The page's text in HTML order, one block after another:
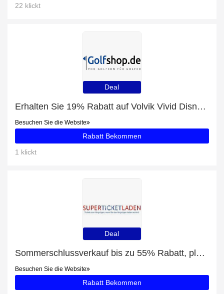
22 klickt
Deal
Erhalten Sie 19% Rabatt auf Volvik Vivid Disney Collection 5 Charakter Box und mehr
Besuchen Sie die Website
Rabatt Bekommen
1 klickt
Deal
Sommerschlussverkauf bis zu 55% Rabatt, plus Merrily We Roll Along tickets mit 5% Rabatt
Besuchen Sie die Website
Rabatt Bekommen